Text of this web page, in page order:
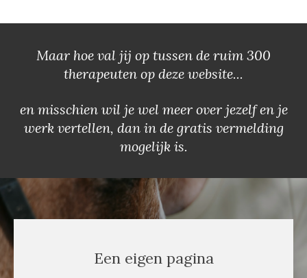
Maar hoe val jij op tussen de ruim 300
therapeuten op deze website...
en misschien wil je wel meer over jezelf en je
werk vertellen, dan in de gratis vermelding
mogelijk is.
Een eigen pagina